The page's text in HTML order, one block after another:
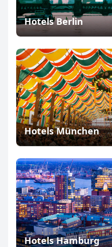
Hotels Berlin
Hotels München
Hotels Hamburg